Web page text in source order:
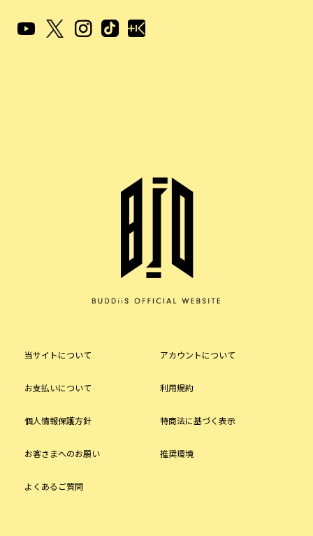
当サイトについて アカウントについて
お支払いについて 利用規約
個人情報保護方針 特商法に基づく表示
お客さまへのお願い 推奨環境
よくあるご質問